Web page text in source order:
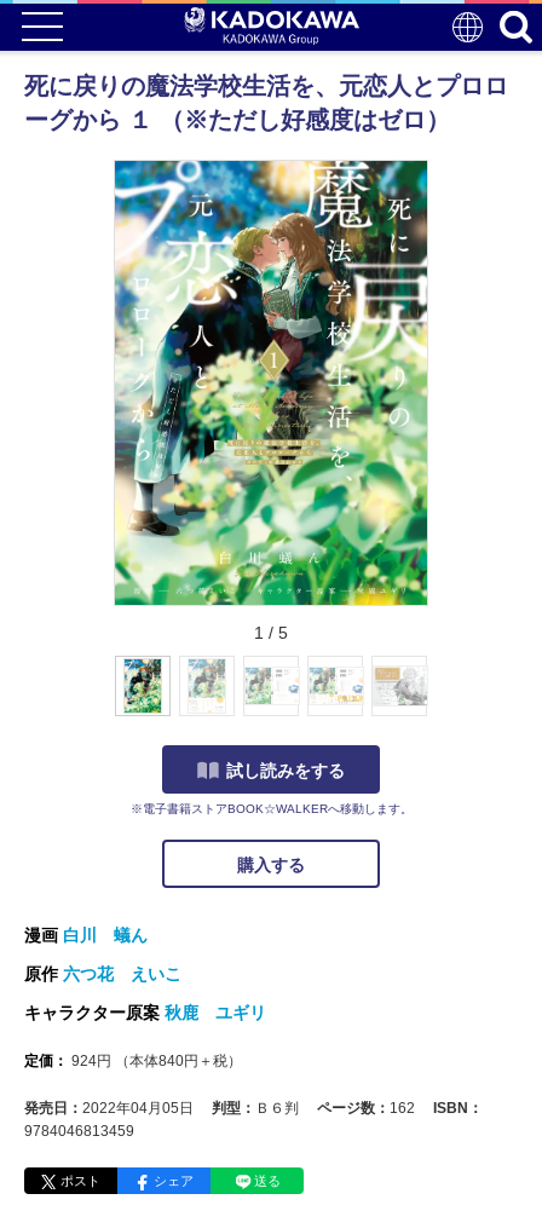
死に戻りの魔法学校生活を、元恋人とプロロ
ーグから １ （※ただし好感度はゼロ）
1 / 5
試し読みをする
※電子書籍ストアBOOK☆WALKERへ移動します。
購入する
漫画 白川 蟻ん
原作六つ花 えいこ
キャラクター原案 秋鹿 ユギリ
定価： 924円 （本体840円＋税）
発売日： 2022年04月05日 判型： Ｂ６判 ページ数： 162
ISBN：
9784046813459
ポスト シェア 送る